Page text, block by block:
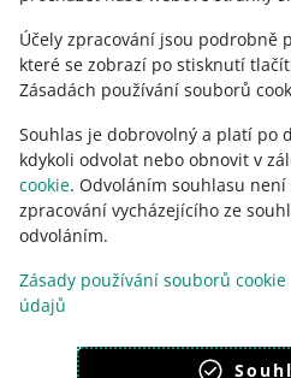
Účely zpracování jsou podrobně
které se zobrazí po stisknutí
Zásadách používání souborů
Souhlas je dobrovolný a platí po
kdykoli odvolat nebo obnovit v
cookie. Odvoláním souhlasu
zpracování vycházejícího ze
odvoláním.
Zásady používání souborů cookie
údajů
o allegro.sk
čeština
English
slovenčina